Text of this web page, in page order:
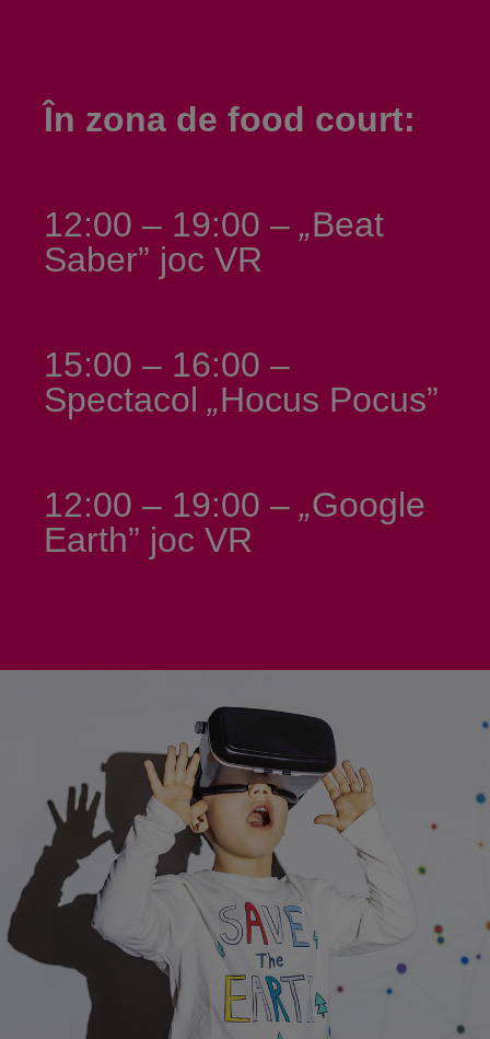
În zona de food court:
12:00 – 19:00 – „Beat
Saber” joc VR
15:00 – 16:00 –
Spectacol „Hocus Pocus”
12:00 – 19:00 – „Google
Earth” joc VR